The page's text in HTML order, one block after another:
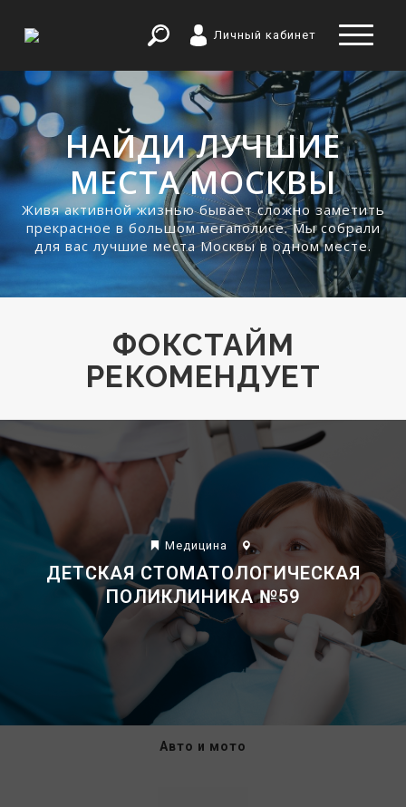
Личный кабинет
НАЙДИ ЛУЧШИЕ
МЕСТА МОСКВЫ
Живя активной жизнью бывает сложно заметить
прекрасное в большом мегаполисе. Мы собрали
для вас лучшие места Москвы в одном месте.
ФОКСТАЙМ
РЕКОМЕНДУЕТ
Mедицина
ДЕТСКАЯ СТОМАТОЛОГИЧЕСКАЯ
ПОЛИКЛИНИКА №59
КАТАЛОГ
Авто и мото